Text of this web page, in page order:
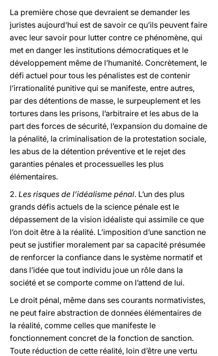
La première chose que devraient se demander les
juristes aujourd’hui est de savoir ce qu’ils peuvent faire
avec leur savoir pour lutter contre ce phénomène, qui
met en danger les institutions démocratiques et le
développement même de l’humanité. Concrètement, le
défi actuel pour tous les pénalistes est de contenir
l’irrationalité punitive qui se manifeste, entre autres,
par des détentions de masse, le surpeuplement et les
tortures dans les prisons, l’arbitraire et les abus de la
part des forces de sécurité, l’expansion du domaine de
la pénalité, la criminalisation de la protestation sociale,
les abus de la détention préventive et le rejet des
garanties pénales et processuelles les plus
élémentaires.
2. Les risques de l’idéalisme pénal. L’un des plus
grands défis actuels de la science pénale est le
dépassement de la vision idéaliste qui assimile ce que
l’on doit être à la réalité. L’imposition d’une sanction ne
peut se justifier moralement par sa capacité présumée
de renforcer la confiance dans le système normatif et
dans l’idée que tout individu joue un rôle dans la
société et se comporte comme on l’attend de lui.
Le droit pénal, même dans ses courants normativistes,
ne peut faire abstraction de données élémentaires de
la réalité, comme celles que manifeste le
fonctionnement concret de la fonction de sanction.
Toute réduction de cette réalité, loin d’être une vertu